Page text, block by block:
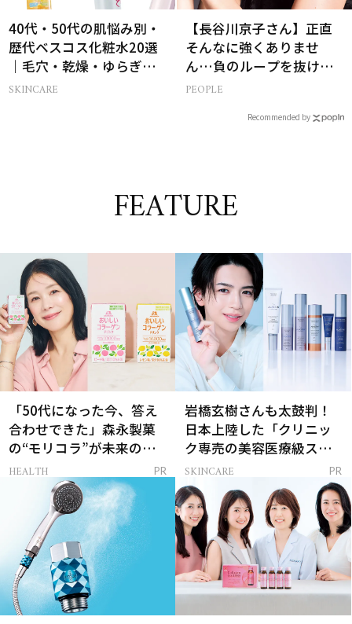
40代・50代の肌悩み別・
歴代ベスコス化粧水20選
｜毛穴・乾燥・ゆらぎな
ど
SKINCARE
【長谷川京子さん】正直
そんなに強くありませ
ん…負のループを抜ける
15分の習慣とは?
PEOPLE
Recommended by
FEATURE
「50代になった今、答え
合わせできた」森永製菓
の“モリコラ”が未来のキ
レイを連れてくる！
HEALTH PR
岩橋玄樹さんも太鼓判！
日本上陸した「クリニッ
ク専売の美容医療級スキ
ンケア」
SKINCARE PR